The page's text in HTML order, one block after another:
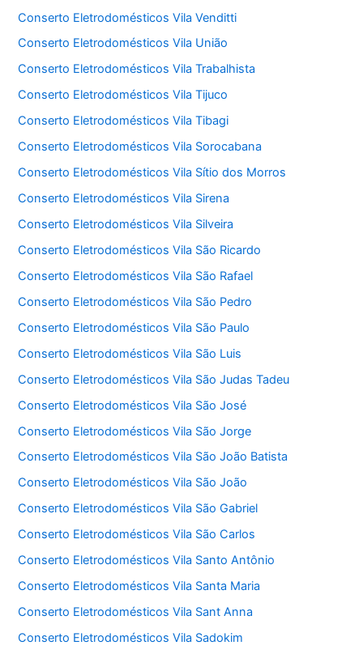
Conserto Eletrodomésticos Vila Venditti
Conserto Eletrodomésticos Vila União
Conserto Eletrodomésticos Vila Trabalhista
Conserto Eletrodomésticos Vila Tijuco
Conserto Eletrodomésticos Vila Tibagi
Conserto Eletrodomésticos Vila Sorocabana
Conserto Eletrodomésticos Vila Sítio dos Morros
Conserto Eletrodomésticos Vila Sirena
Conserto Eletrodomésticos Vila Silveira
Conserto Eletrodomésticos Vila São Ricardo
Conserto Eletrodomésticos Vila São Rafael
Conserto Eletrodomésticos Vila São Pedro
Conserto Eletrodomésticos Vila São Paulo
Conserto Eletrodomésticos Vila São Luis
Conserto Eletrodomésticos Vila São Judas Tadeu
Conserto Eletrodomésticos Vila São José
Conserto Eletrodomésticos Vila São Jorge
Conserto Eletrodomésticos Vila São João Batista
Conserto Eletrodomésticos Vila São João
Conserto Eletrodomésticos Vila São Gabriel
Conserto Eletrodomésticos Vila São Carlos
Conserto Eletrodomésticos Vila Santo Antônio
Conserto Eletrodomésticos Vila Santa Maria
Conserto Eletrodomésticos Vila Sant Anna
Conserto Eletrodomésticos Vila Sadokim